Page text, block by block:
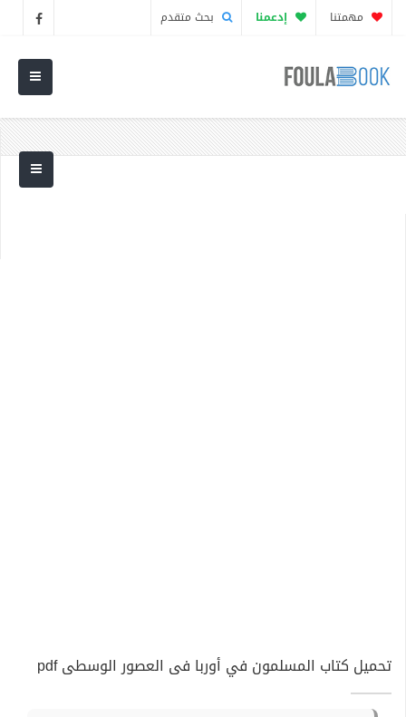
مهمتنا إدعمنا بحث متقدم
تحميل كتاب المسلمون في أوربا فى العصور الوسطى pdf